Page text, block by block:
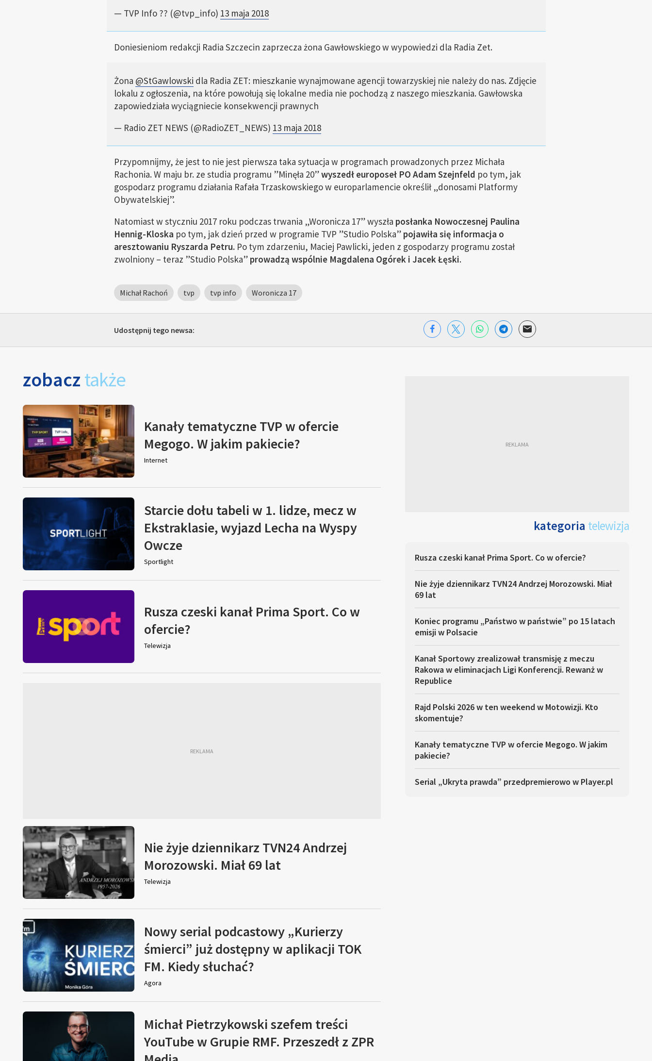
— TVP Info ?? (@tvp_info) 13 maja 2018
Doniesieniom redakcji Radia Szczecin zaprzecza żona Gawłowskiego w wypowiedzi dla Radia Zet.
Żona @StGawlowski dla Radia ZET: mieszkanie wynajmowane agencji towarzyskiej nie należy do nas. Zdjęcie
lokalu z ogłoszenia, na które powołują się lokalne media nie pochodzą z naszego mieszkania. Gawłowska
zapowiedziała wyciągniecie konsekwencji prawnych
— Radio ZET NEWS (@RadioZET_NEWS) 13 maja 2018
Przypomnijmy, że jest to nie jest pierwsza taka sytuacja w programach prowadzonych przez Michała
Rachonia. W maju br. ze studia programu ”Minęła 20”wyszedł europoseł PO Adam Szejnfeld po tym, jak
gospodarz programu działania Rafała Trzaskowskiego w europarlamencie określił „donosami Platformy
Obywatelskiej”.
Natomiast w styczniu 2017 roku podczas trwania „Woronicza 17” wyszła posłanka Nowoczesnej Paulina
Hennig-Kloska po tym, jak dzień przed w programie TVP ”Studio Polska” pojawiła się informacja o
aresztowaniu Ryszarda Petru. Po tym zdarzeniu, Maciej Pawlicki, jeden z gospodarzy programu został
zwolniony – teraz ”Studio Polska” prowadzą wspólnie Magdalena Ogórek i Jacek Łęski.
Michał Rachoń tvp tvp info Woronicza 17
Udostępnij tego newsa:
zobacz także
Kanały tematyczne TVP w ofercie
Megogo. W jakim pakiecie?
Internet
Starcie dołu tabeli w 1. lidze, mecz w
Ekstraklasie, wyjazd Lecha na Wyspy
Owcze
Sportlight
Rusza czeski kanał Prima Sport. Co w
ofercie?
Telewizja
Nie żyje dziennikarz TVN24 Andrzej
Morozowski. Miał 69 lat
Telewizja
Nowy serial podcastowy „Kurierzy
śmierci” już dostępny w aplikacji TOK
FM. Kiedy słuchać?
Agora
Michał Pietrzykowski szefem treści
YouTube w Grupie RMF. Przeszedł z ZPR
kategoria telewizja
Rusza czeski kanał Prima Sport. Co w ofercie?
Nie żyje dziennikarz TVN24 Andrzej Morozowski. Miał
69 lat
Koniec programu „Państwo w państwie” po 15 latach
emisji w Polsacie
Kanał Sportowy zrealizował transmisję z meczu
Rakowa w eliminacjach Ligi Konferencji. Rewanż w
Republice
Rajd Polski 2026 w ten weekend w Motowizji. Kto
skomentuje?
Kanały tematyczne TVP w ofercie Megogo. W jakim
pakiecie?
Serial „Ukryta prawda” przedpremierowo w Player.pl